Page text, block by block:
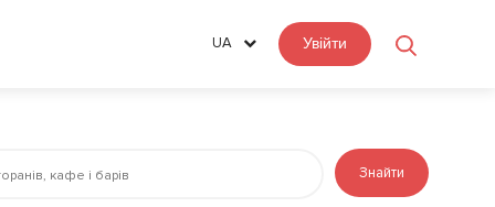
UA Увійти
Знайти